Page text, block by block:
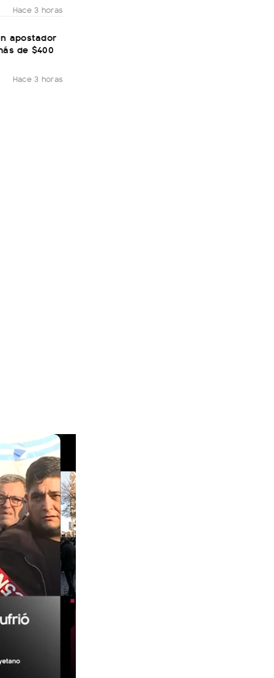
Hace 3 horas
apostador
de $400
Hace 3 horas